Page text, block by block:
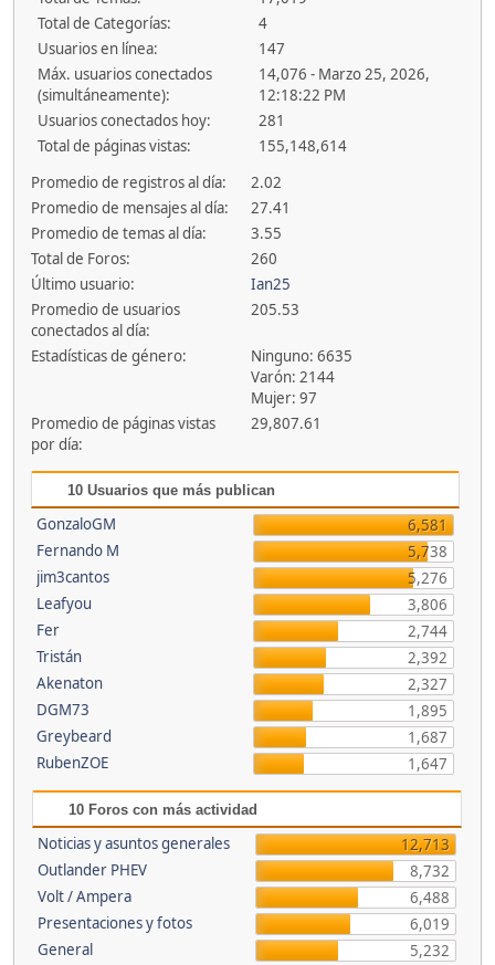
Total de Categorías:
4
Usuarios en línea:
147
Máx. usuarios conectados
(simultáneamente):
14,076 - Marzo 25, 2026,
12:18:22 PM
Usuarios conectados hoy:
281
Total de páginas vistas:
155,148,614
Promedio de registros al día:
2.02
Promedio de mensajes al día:
27.41
Promedio de temas al día:
3.55
Total de Foros:
260
Último usuario:
Ian25
Promedio de usuarios
conectados al día:
205.53
Estadísticas de género:
Ninguno: 6635
Varón: 2144
Mujer: 97
Promedio de páginas vistas
por día:
29,807.61
10 Usuarios que más publican
GonzaloGM
6,581
Fernando M
5,738
jim3cantos
5,276
Leafyou
3,806
Fer
2,744
Tristán
2,392
Akenaton
2,327
DGM73
1,895
Greybeard
1,687
RubenZOE
1,647
10 Foros con más actividad
Noticias y asuntos generales
12,713
Outlander PHEV
8,732
Volt / Ampera
6,488
Presentaciones y fotos
6,019
General
5,232